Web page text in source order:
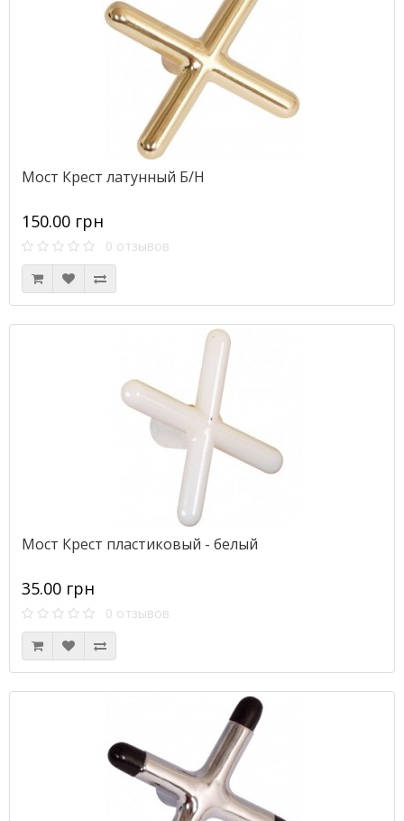
Мост Крест латунный Б/Н
150.00 грн
0 отзывов
Мост Крест пластиковый - белый
35.00 грн
0 отзывов